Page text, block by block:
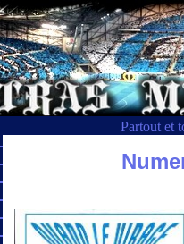
Partout et